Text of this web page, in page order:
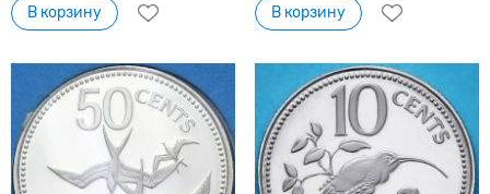
В корзину В корзину